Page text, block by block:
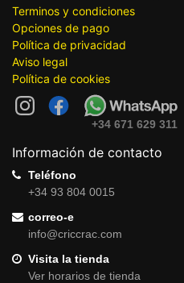
Terminos y condiciones
Opciones de pago
Política de privacidad
Aviso legal
Política de cookies
+34 671 629 311
Información de contacto
Teléfono
+34 93 804 0015
correo-e
info@criccrac.com
Visita la tienda
Ver horarios de tienda